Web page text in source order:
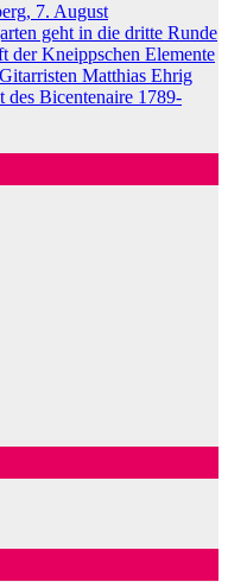
7. August
geht in die dritte Runde
der Kneippschen Elemente
Matthias Ehrig
Bicentenaire 1789-